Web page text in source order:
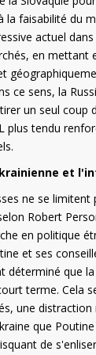
la faisabilité du
actuel
en mettant
ce sens, la
un seul coup
plus tendu
et
ne se limitent
Robert
en politique
et ses
déterminé que
terme. Cela
une
que
de